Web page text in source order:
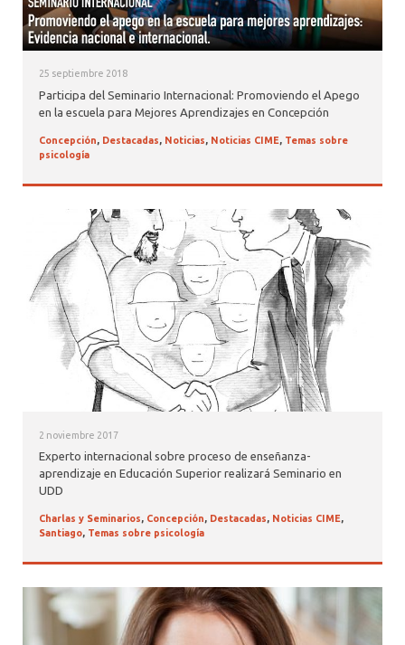
25 septiembre 2018
Participa del Seminario Internacional: Promoviendo el Apego
en la escuela para Mejores Aprendizajes en Concepción
Concepción, Destacadas, Noticias, Noticias CIME, Temas sobre
psicología
2 noviembre 2017
Experto internacional sobre proceso de enseñanza-
aprendizaje en Educación Superior realizará Seminario en
UDD
Charlas y Seminarios, Concepción, Destacadas, Noticias CIME,
Santiago, Temas sobre psicología